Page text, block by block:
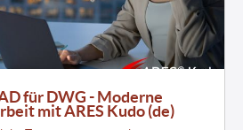
für DWG - Moderne
mit ARES Kudo (de)